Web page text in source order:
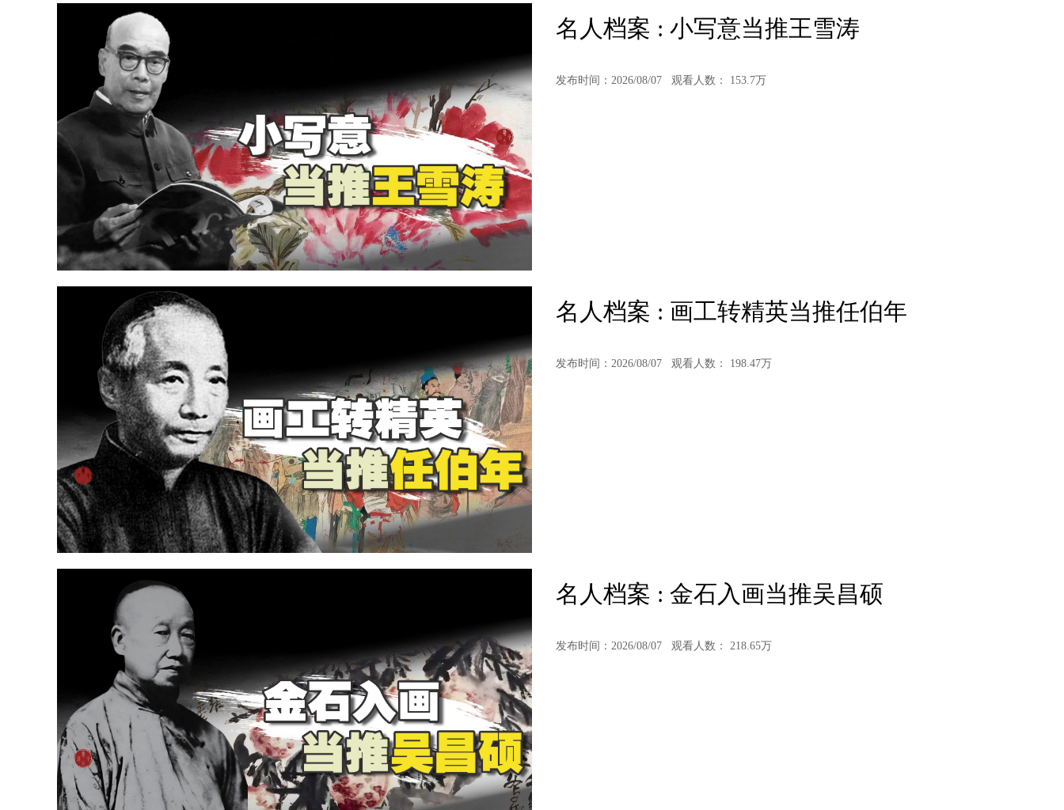
名人档案 : 小写意当推王雪涛
发布时间：2026/08/07 观看人数： 153.7万
名人档案 : 画工转精英当推任伯年
发布时间：2026/08/07 观看人数： 198.47万
名人档案 : 金石入画当推吴昌硕
发布时间：2026/08/07 观看人数： 218.65万